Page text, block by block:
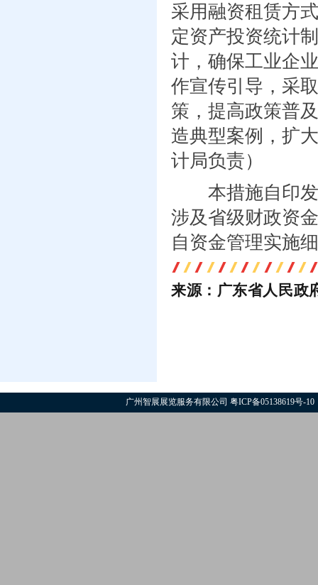
采用融资租赁方
定资产投资统计
计，确保工业企
作宣传引导，采
策，提高政策普
造典型案例，扩
计局负责）
本措施自印发
涉及省级财政资
自资金管理实施
来源：广东省人民政
广州智展展览服务有限公司 粤ICP备05138619号-10